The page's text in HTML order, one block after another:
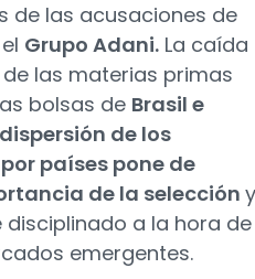
de las acusaciones de
Grupo Adani. La caída
las materias primas
bolsas de Brasil e
de los
países pone de
de la selección y
disciplinado a la hora de
emergentes.